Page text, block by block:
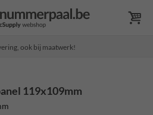
ook bij maatwerk!
119x109mm